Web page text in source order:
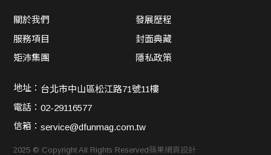
關於我們
發展歷程
服務項目
封面典藏
矩沛集團
隱私政策
地址： 台北市中山區松江路71號11樓
電話：02-29116577
信箱：service@dfunmag.com.tw
2025 © Copyright All Rights Reserved蘋果網頁設計